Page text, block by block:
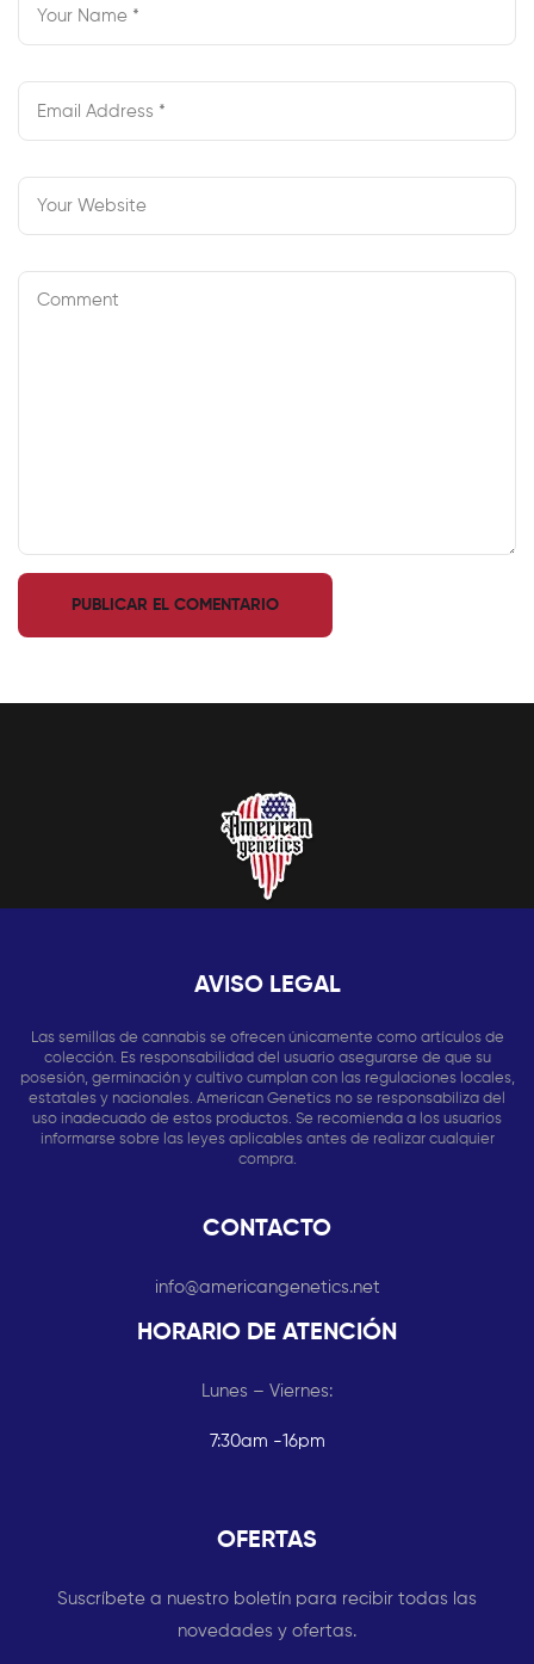
AVISO LEGAL
Las semillas de cannabis se ofrecen únicamente como artículos de
colección. Es responsabilidad del usuario asegurarse de que su
posesión, germinación y cultivo cumplan con las regulaciones locales,
estatales y nacionales. American Genetics no se responsabiliza del
uso inadecuado de estos productos. Se recomienda a los usuarios
informarse sobre las leyes aplicables antes de realizar cualquier
compra.
CONTACTO
info@americangenetics.net
HORARIO DE ATENCIÓN
Lunes – Viernes:
7:30am -16pm
OFERTAS
Suscríbete a nuestro boletín para recibir todas las
novedades y ofertas.